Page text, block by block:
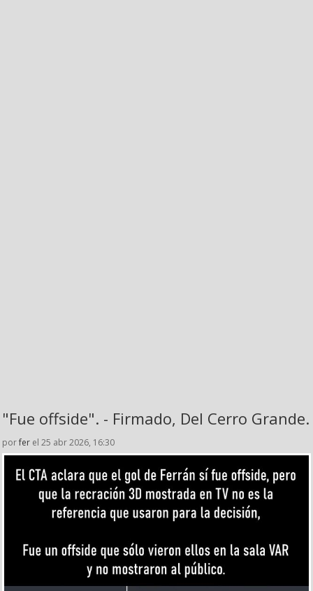
"Fue offside". - Firmado, Del Cerro Grande.
porfer el 25 abr 2026, 16:30